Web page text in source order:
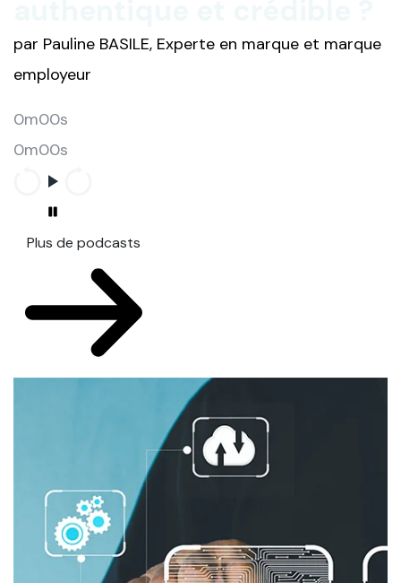
par Pauline BASILE, Experte en marque et marque
employeur
0m00s
0m00s
Plus de podcasts